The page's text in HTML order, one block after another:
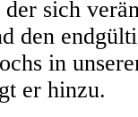
sich
den
in
er hinzu.